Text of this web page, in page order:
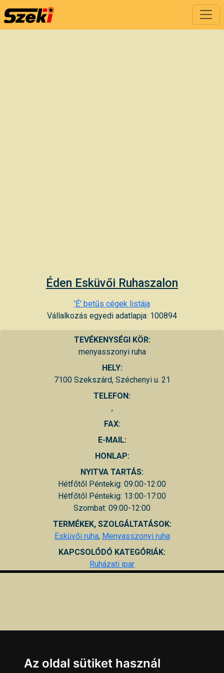
Éden Esküvői Ruhaszalon
'É' betűs cégek listája
Vállalkozás egyedi adatlapja: 100894
TEVÉKENYSÉGI KÖR:
menyasszonyi ruha
HELY:
7100 Szekszárd, Széchenyi u. 21
TELEFON:
,
FAX:
E-MAIL:
HONLAP:
NYITVA TARTÁS:
Hétfőtől Péntekig: 09:00-12:00
Hétfőtől Péntekig: 13:00-17:00
Szombat: 09:00-12:00
TERMÉKEK, SZOLGÁLTATÁSOK:
Esküvői ruha, Menyasszonyi ruha
KAPCSOLÓDÓ KATEGÓRIÁK:
Ruházati ipar
Az oldal sütiket használ